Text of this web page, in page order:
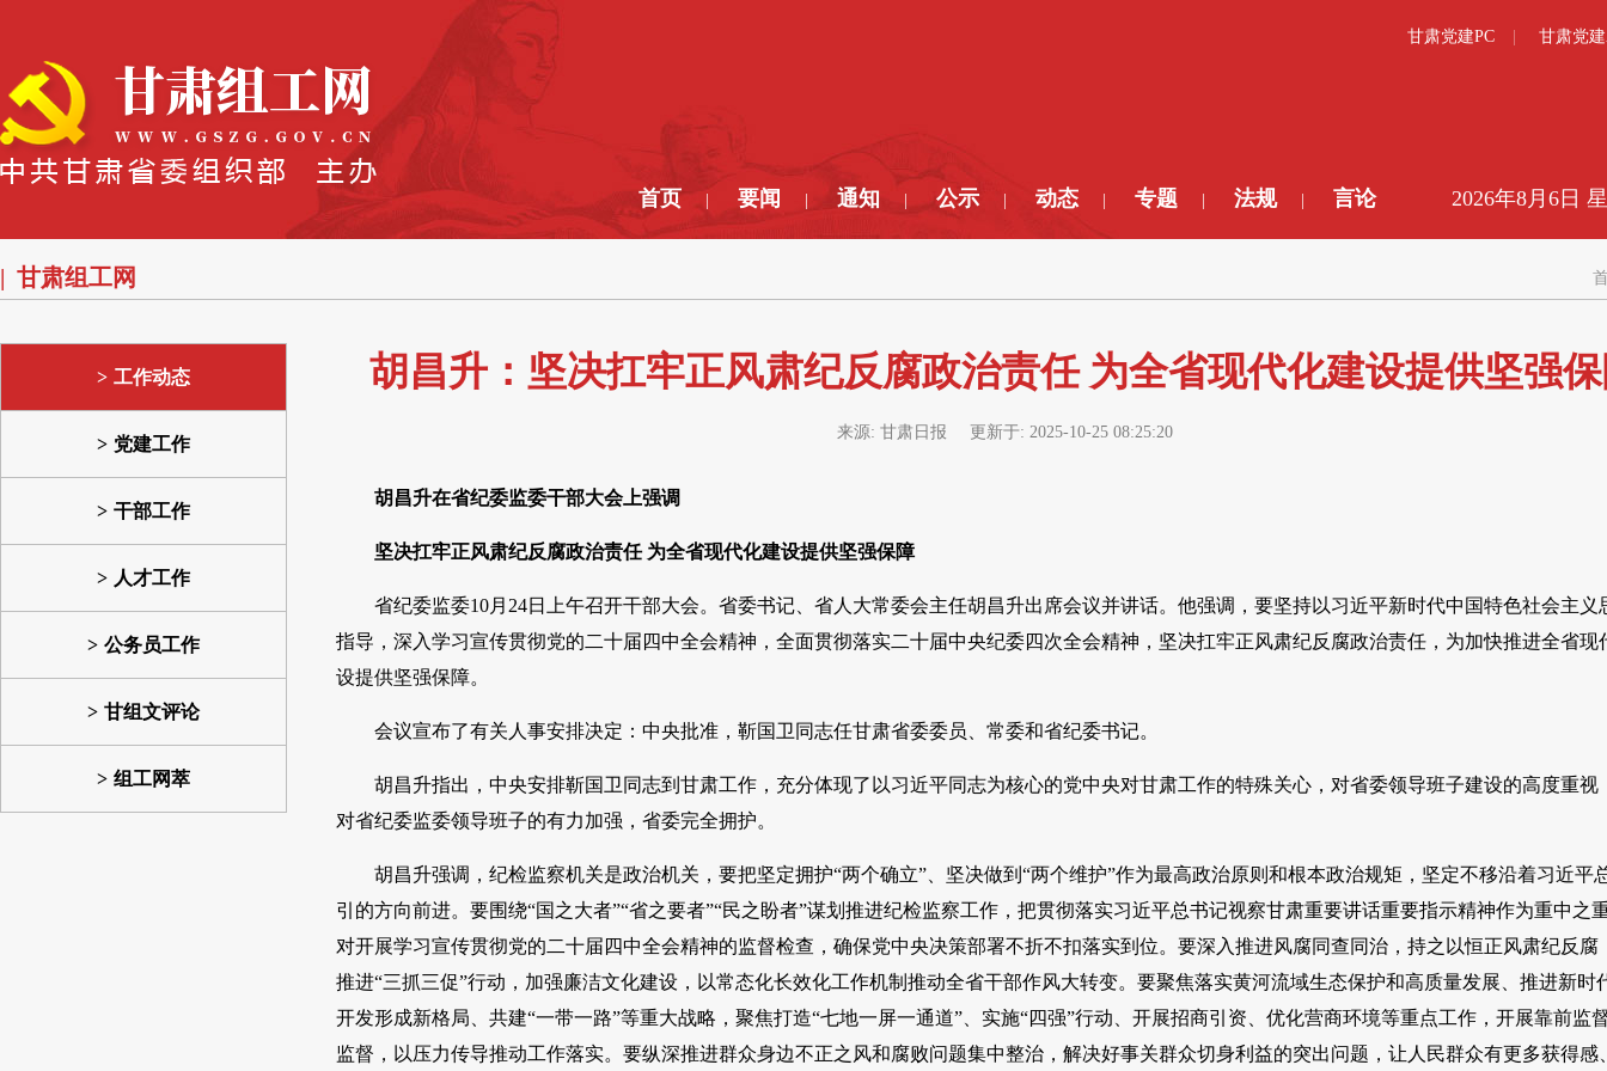
甘肃党建PC 甘肃党
首页 要闻 通知 公示 动态 专题 法规 言论 2026年8月6日
甘肃组工网
工作动态
党建工作
干部工作
人才工作
公务员工作
甘组文评论
组工网萃
胡昌升：坚决扛牢正风肃纪反腐政治责任 为全省现代化建设提供坚强
来源: 甘肃日报 更新于: 2025-10-25 08:25:20
胡昌升在省纪委监委干部大会上强调
坚决扛牢正风肃纪反腐政治责任 为全省现代化建设提供坚强保障
省纪委监委10月24日上午召开干部大会。省委书记、省人大常委会主任胡昌升出席会议并讲话。他强调，要坚持以习近平新时代中国特色社会主义
指导，深入学习宣传贯彻党的二十届四中全会精神，全面贯彻落实二十届中央纪委四次全会精神，坚决扛牢正风肃纪反腐政治责任，为加快推进全省现
设提供坚强保障。
会议宣布了有关人事安排决定：中央批准，靳国卫同志任甘肃省委委员、常委和省纪委书记。
胡昌升指出，中央安排靳国卫同志到甘肃工作，充分体现了以习近平同志为核心的党中央对甘肃工作的特殊关心，对省委领导班子建设的高度重视
对省纪委监委领导班子的有力加强，省委完全拥护。
胡昌升强调，纪检监察机关是政治机关，要把坚定拥护“两个确立”、坚决做到“两个维护”作为最高政治原则和根本政治规矩，坚定不移沿着习近平
引的方向前进。要围绕“国之大者”“省之要者”“民之盼者”谋划推进纪检监察工作，把贯彻落实习近平总书记视察甘肃重要讲话重要指示精神作为重中之
对开展学习宣传贯彻党的二十届四中全会精神的监督检查，确保党中央决策部署不折不扣落实到位。要深入推进风腐同查同治，持之以恒正风肃纪反腐
推进“三抓三促”行动，加强廉洁文化建设，以常态化长效化工作机制推动全省干部作风大转变。要聚焦落实黄河流域生态保护和高质量发展、推进新时
开发形成新格局、共建“一带一路”等重大战略，聚焦打造“七地一屏一通道”、实施“四强”行动、开展招商引资、优化营商环境等重点工作，开展靠前监
监督，以压力传导推动工作落实。要纵深推进群众身边不正之风和腐败问题集中整治，解决好事关群众切身利益的突出问题，让人民群众有更多获得感